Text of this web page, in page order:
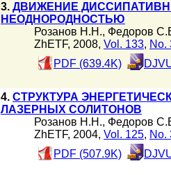
3. ДВИЖЕНИЕ
НЕОДНОРОДНОСТЬЮ
Розанов Н.Н., Федоров
ZhETF, 2008, Vol. 133, No.
PDF (639.4K)
4. СТРУКТУРА
ЛАЗЕРНЫХ СОЛИТОНОВ
Розанов Н.Н., Федоров
ZhETF, 2004, Vol. 125, No.
PDF (507.9K)